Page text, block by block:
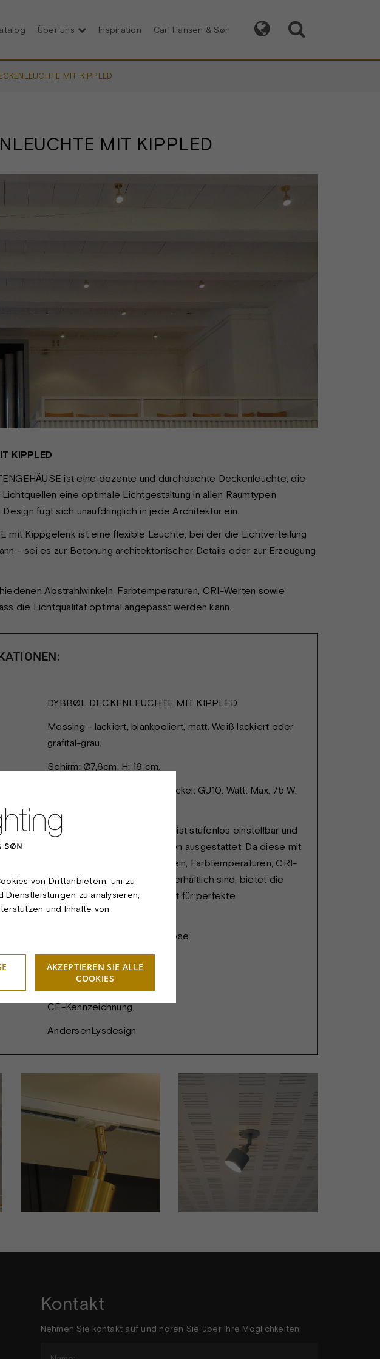
Über uns Inspiration Carl Hansen & Søn  
MIT KIPPLED
MIT KIPPLED
KIPPLED
ist eine dezente und durchdachte Deckenleuchte, die
eine optimale Lichtgestaltung in allen Raumtypen
fügt sich unaufdringlich in jede Architektur ein.
mit Kippgelenk ist eine flexible Leuchte, bei der die Lichtverteilung
– sei es zur Betonung architektonischer Details oder zur Erzeugung
Abstrahlwinkeln, Farbtemperaturen, CRI-Werten sowie
die Lichtqualität optimal angepasst werden kann.
DYBBØL DECKENLEUCHTE MIT KIPPLED
Messing - lackiert, blankpoliert, matt. Weiß lackiert oder
grafital-grau.
Schirm: Ø7,6cm. H: 16 cm.
Reflektorlampe. Fassung/Sockel: GU10. Watt: Max. 75 W.
Das Spot-Leuchtengehäuse ist stufenlos einstellbar und
mit GU10 Reflektorlichtquellen ausgestattet. Da diese mit
verschiedenen Abstrahlwinkeln, Farbtemperaturen, CRI-
Werten und Dimmfunktionen erhältlich sind, bietet die
Leuchte eine hohe Flexibilität für perfekte
Beleuchtungslösungen.
Für montage auf PL-Steckdose.
CE-Kennzeichnung.
AndersenLysdesign
Kontakt
Nehmen Sie kontakt auf und hören Sie über Ihre Möglichkeiten
von Drittanbietern, um zu
zu analysieren,
und Inhalte von
AKZEPTIEREN SIE ALLE
COOKIES